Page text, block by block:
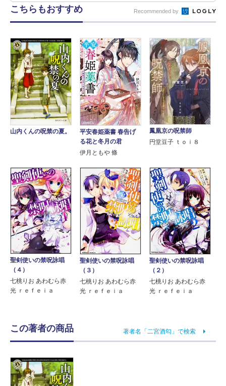
こちらもおすすめ Recommended by
山内くんの呪禁の夏。
平安春姫薬書 春告げ
る花と冬月の君
伊月ともや 條
鳳凰京の呪禁師
円堂豆子 ｔｏｉ８
聖剣使いの禁呪詠唱
（４）
七桃りお あわむら赤
光 ｒｅｆｅｉａ
聖剣使いの禁呪詠唱
（３）
七桃りお あわむら赤
光 ｒｅｆｅｉａ
聖剣使いの禁呪詠唱
（２）
七桃りお あわむら赤
光 ｒｅｆｅｉａ
この著者の商品 著者名「二宮酒匂」で検索